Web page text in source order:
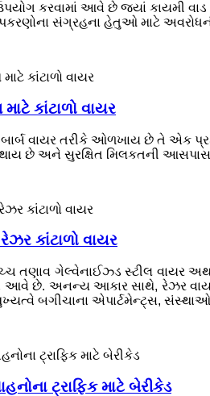
કરવામાં આવે છે જ્યાં કાયમી
સંગ્રહના હેતુઓ માટે
કાંટાળો વાયર
બાર્બ વાયર તરીકે ઓળખાય છે તે એક
થાય છે અને સુરક્ષિત મિલકતની
રેઝર કાંટાળો વાયર
તણાવ ગેલ્વેનાઈઝ્ડ સ્ટીલ વાયર
આવે છે. અનન્ય આકાર સાથે, રેઝર
બગીચાના એપાર્ટમેન્ટ્સ,
ટ્રાફિક માટે બેરીકેડ